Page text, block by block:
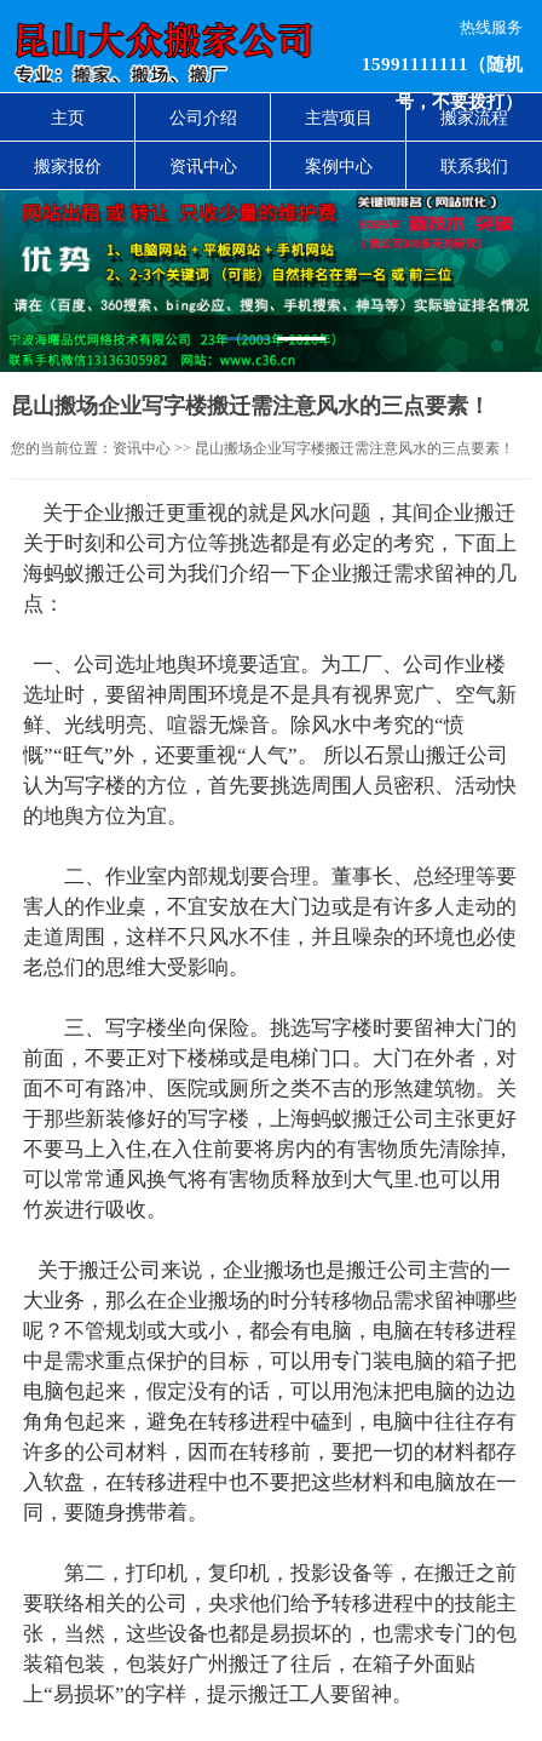
热线服务
15991111111（随机
号，不要拨打）
主页 公司介绍 主营项目 搬家流程
搬家报价 资讯中心 案例中心 联系我们
1 2
昆山搬场企业写字楼搬迁需注意风水的三点要素！
您的当前位置： 资讯中心>> 昆山搬场企业写字楼搬迁需注意风水的三点要素！
关于企业搬迁更重视的就是风水问题，其间企业搬迁
关于时刻和公司方位等挑选都是有必定的考究，下面上
海蚂蚁搬迁公司为我们介绍一下企业搬迁需求留神的几
点：
一、公司选址地舆环境要适宜。为工厂、公司作业楼
选址时，要留神周围环境是不是具有视界宽广、空气新
鲜、光线明亮、喧嚣无燥音。除风水中考究的“愤
慨”“旺气”外，还要重视“人气”。 所以石景山搬迁公司
认为写字楼的方位，首先要挑选周围人员密积、活动快
的地舆方位为宜。
二、作业室内部规划要合理。董事长、总经理等要
害人的作业桌，不宜安放在大门边或是有许多人走动的
走道周围，这样不只风水不佳，并且噪杂的环境也必使
老总们的思维大受影响。
三、写字楼坐向保险。挑选写字楼时要留神大门的
前面，不要正对下楼梯或是电梯门口。大门在外者，对
面不可有路冲、医院或厕所之类不吉的形煞建筑物。关
于那些新装修好的写字楼，上海蚂蚁搬迁公司主张更好
不要马上入住,在入住前要将房内的有害物质先清除掉,
可以常常通风换气将有害物质释放到大气里.也可以用
竹炭进行吸收。
关于搬迁公司来说，企业搬场也是搬迁公司主营的一
大业务，那么在企业搬场的时分转移物品需求留神哪些
呢？不管规划或大或小，都会有电脑，电脑在转移进程
中是需求重点保护的目标，可以用专门装电脑的箱子把
电脑包起来，假定没有的话，可以用泡沫把电脑的边边
角角包起来，避免在转移进程中磕到，电脑中往往存有
许多的公司材料，因而在转移前，要把一切的材料都存
入软盘，在转移进程中也不要把这些材料和电脑放在一
同，要随身携带着。
第二，打印机，复印机，投影设备等，在搬迁之前
要联络相关的公司，央求他们给予转移进程中的技能主
张，当然，这些设备也都是易损坏的，也需求专门的包
装箱包装，包装好广州搬迁了往后，在箱子外面贴
上“易损坏”的字样，提示搬迁工人要留神。